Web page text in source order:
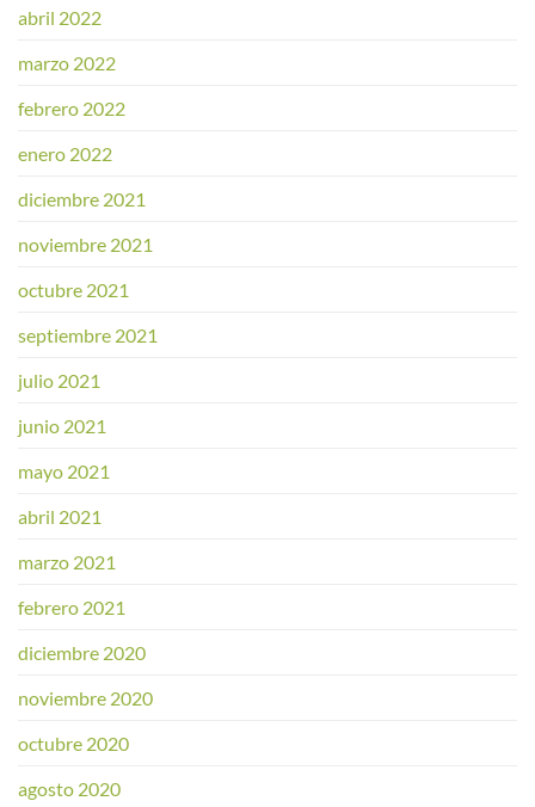
abril 2022
marzo 2022
febrero 2022
enero 2022
diciembre 2021
noviembre 2021
octubre 2021
septiembre 2021
julio 2021
junio 2021
mayo 2021
abril 2021
marzo 2021
febrero 2021
diciembre 2020
noviembre 2020
octubre 2020
agosto 2020